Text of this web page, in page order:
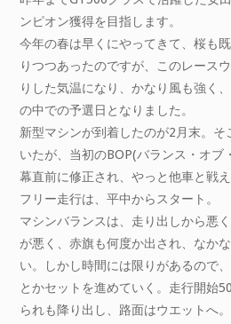
ンピオン獲得を目指します。
今年の春は早くにやってきて、桜も
りつつあったのですが、このレース
りした気温になり、かなり風も強く
の中での予選日となりました。
新型マシンが到着したのが2月末。そ
いたが、当初のBOP(バランス・オブ
幕直前に修正され、やっと他車と戦
フリー走行は、平中からスタート。
マシンバランスは、走り出しから悪
が悪く、赤旗も何度か出され、なか
い。しかし時間には限りがあるので
とかセットを進めていく。走行開始
られも降り出し、路面はウエットへ。